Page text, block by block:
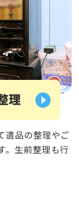
理
遺品の整理やご
。生前整理も行